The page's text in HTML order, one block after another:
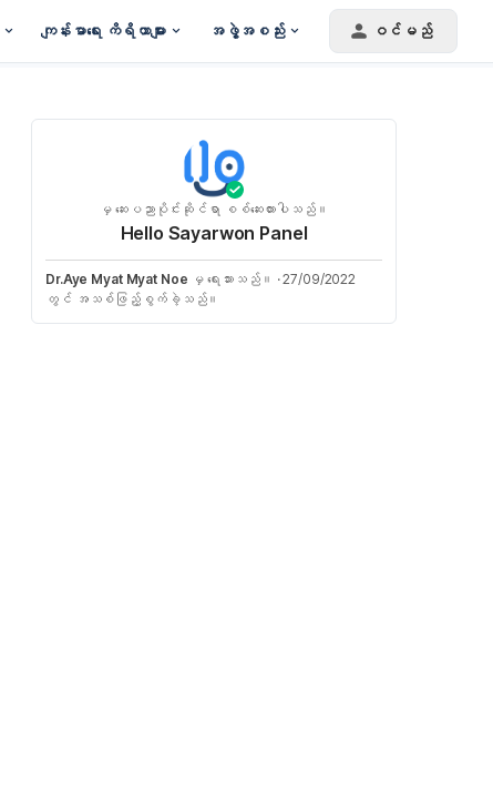
ကျန်းမာရေး ကိရိယာများ အဖွဲ့အစည်း ဝင်မည်
မှ ဆေးပညာပိုင်းဆိုင်ရာ စစ်ဆေးထားပါသည်။
Hello Sayarwon Panel
Dr.Aye Myat Myat Noe မှ ရေးသားသည်။ ·27/09/2022
တွင် အသစ်ဖြည့်စွက်ခဲ့သည်။